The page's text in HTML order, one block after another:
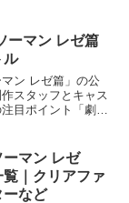
ーマン レゼ篇
ル
ン レゼ篇」の公
スタッフとキャス
目ポイント「劇場
マン レゼ
｜クリアファ
ーなど